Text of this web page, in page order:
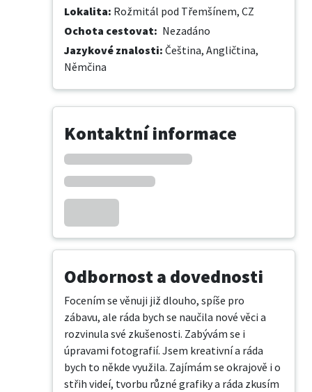
Lokalita: Rožmitál pod Třemšínem, CZ
Ochota cestovat: Nezadáno
Jazykové znalosti: Čeština, Angličtina,
Němčina
Kontaktní informace
Odbornost a dovednosti
Focením se věnuji již dlouho, spíše pro
zábavu, ale ráda bych se naučila nové věci a
rozvinula své zkušenosti. Zabývám se i
úpravami fotografií. Jsem kreativní a ráda
bych to někde využila. Zajímám se okrajově i o
střih videí, tvorbu různé grafiky a ráda zkusím